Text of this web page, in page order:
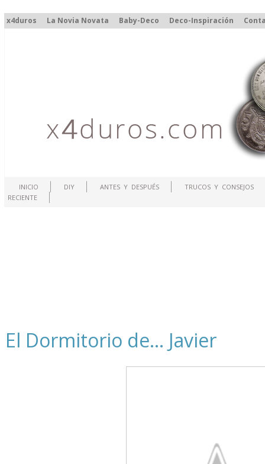
x4duros La Novia Novata Baby-Deco Deco-Inspiración
INICIO DIY ANTES Y DESPUÉS
TRUCOS Y CONSEJOS
RECIENTE
El Dormitorio de... Javier